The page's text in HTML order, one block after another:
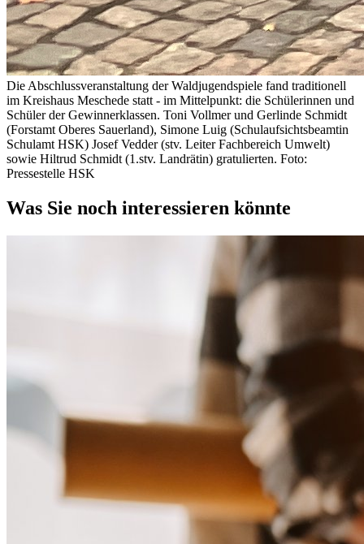
Die Abschlussveranstaltung der Waldjugendspiele fand traditionell
im Kreishaus Meschede statt - im Mittelpunkt: die Schülerinnen und
Schüler der Gewinnerklassen. Toni Vollmer und Gerlinde Schmidt
(Forstamt Oberes Sauerland), Simone Luig (Schulaufsichtsbeamtin
Schulamt HSK) Josef Vedder (stv. Leiter Fachbereich Umwelt)
sowie Hiltrud Schmidt (1.stv. Landrätin) gratulierten. Foto:
Pressestelle HSK
Was Sie noch interessieren könnte